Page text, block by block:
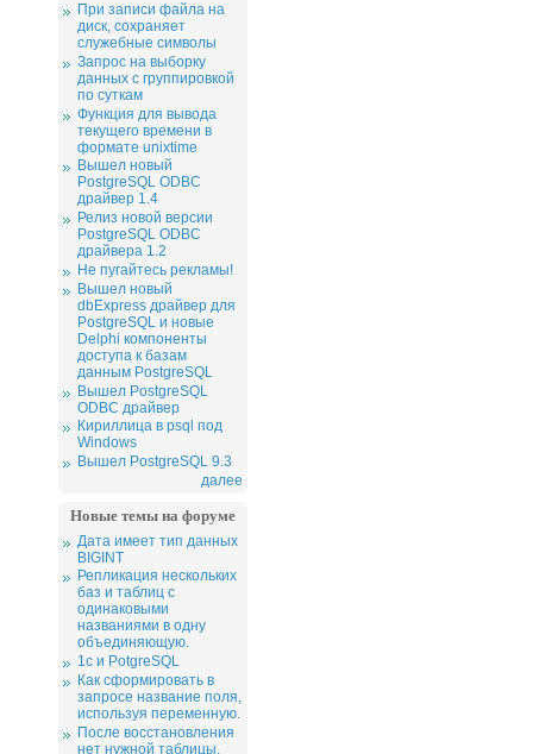
При записи файла на
диск, сохраняет
служебные символы
Запрос на выборку
данных с группировкой
по суткам
Функция для вывода
текущего времени в
формате unixtime
Вышел новый
PostgreSQL ODBC
драйвер 1.4
Релиз новой версии
PostgreSQL ODBC
драйвера 1.2
Не пугайтесь рекламы!
Вышел новый
dbExpress драйвер для
PostgreSQL и новые
Delphi компоненты
доступа к базам
данным PostgreSQL
Вышел PostgreSQL
ODBC драйвер
Кириллица в psql под
Windows
Вышел PostgreSQL 9.3
далее
Новые темы на форуме
Дата имеет тип данных
BIGINT
Репликация нескольких
баз и таблиц с
одинаковыми
названиями в одну
объединяющую.
1c и PotgreSQL
Как сформировать в
запросе название поля,
используя переменную.
После восстановления
нет нужной таблицы,